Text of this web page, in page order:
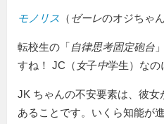
モノリス （ ゼーレのオジちゃ
転校生の「自律思考固定砲台
すね！ JC（ 女子中学生）なの
JK ちゃんの不安要素は、彼
あることです。いくら知能が